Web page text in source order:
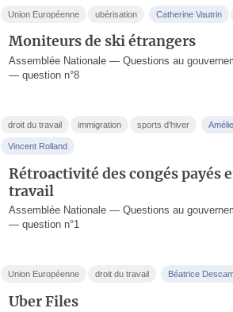
Union Européenne ubérisation Catherine Vautrin
Moniteurs de ski étrangers
Assemblée Nationale — Questions au
— question n°8
droit du travail immigration sports d'hiver
Vincent Rolland
Rétroactivité des congés payés
travail
Assemblée Nationale — Questions au
— question n°1
Union Européenne droit du travail Béatrice
Uber Files